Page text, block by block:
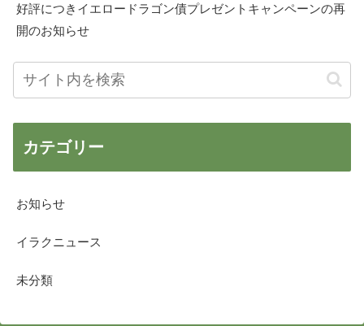
好評につきイエロードラゴン債プレゼントキャンペーンの再
開のお知らせ
カテゴリー
お知らせ
イラクニュース
未分類